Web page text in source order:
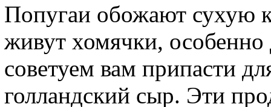
Попугаи обожают сухую
живут хомячки, особенно
советуем вам припасти
голландский сыр. Эти